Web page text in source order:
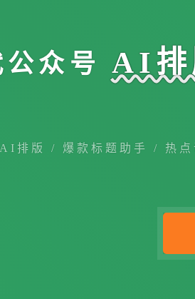
众号 AI排
排版 / 爆款标题助手 / 热